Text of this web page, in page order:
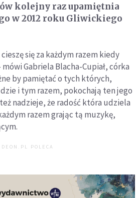
kolejny raz upamiętnia
w 2012 roku Gliwickiego
się za każdym razem kiedy
Gabriela Blacha-Cupiał, córka
by pamiętać o tych których,
i tym razem, pokochają ten jego
nadzieje, że radość która udziela
razem grając tą muzykę,
DEON.PL POLECA